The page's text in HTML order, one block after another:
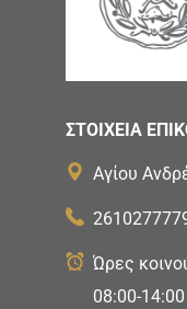
ΣΤΟΙΧΕΙΑ
Αγίου
Ώρες
08:00-14:00